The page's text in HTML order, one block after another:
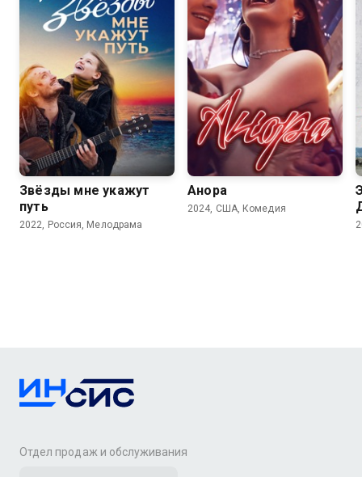
7.3 5.9
Звёзды мне укажут
путь
2022, Россия, Мелодрама
Анора
2024, США, Комедия
Отдел продаж и обслуживания